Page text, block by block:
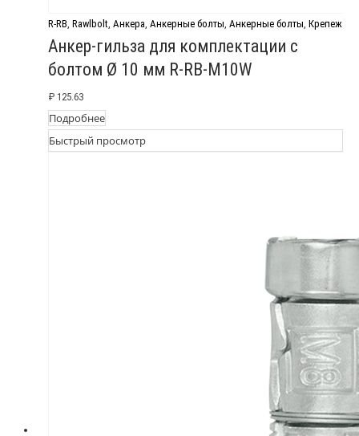
R-RB, Rawlbolt, Анкера, Анкерные болты, Анкерные болты, Крепеж
Анкер-гильза для комплектации с
болтом Ø 10 мм R-RB-M10W
₽ 125.63
Подробнее
Быстрый просмотр